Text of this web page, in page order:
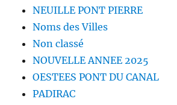
NEUILLE PONT PIERRE
Noms des Villes
Non classé
NOUVELLE ANNEE 2025
OESTEES PONT DU CANAL
PADIRAC